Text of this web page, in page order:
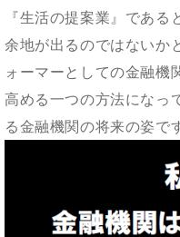
『生活の提案業』であ
余地が出るのではないか
ォーマーとしての金融機
高める一つの方法になっ
る金融機関の将来の姿で